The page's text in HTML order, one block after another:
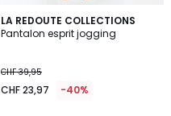
LA REDOUTE COLLECTIONS
Pantalon esprit jogging
CHF 39,95
CHF 23,97 -40%
4,5
/ 5